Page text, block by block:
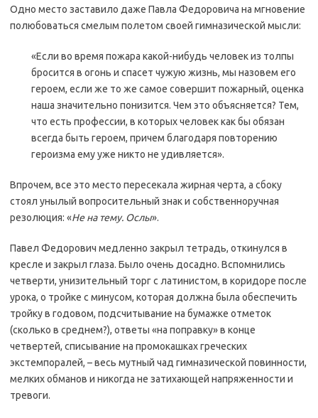
Одно место заставило даже Павла Федоровича на мгновение
полюбоваться смелым полетом своей гимназической мысли:
«Если во время пожара какой-нибудь человек из толпы
бросится в огонь и спасет чужую жизнь, мы назовем его
героем, если же то же самое совершит пожарный, оценка
наша значительно понизится. Чем это объясняется? Тем,
что есть профессии, в которых человек как бы обязан
всегда быть героем, причем благодаря повторению
героизма ему уже никто не удивляется».
Впрочем, все это место пересекала жирная черта, а сбоку
стоял унылый вопросительный знак и собственноручная
резолюция: «Не на тему. Ослы».
Павел Федорович медленно закрыл тетрадь, откинулся в
кресле и закрыл глаза. Было очень досадно. Вспомнились
четверти, унизительный торг с латинистом, в коридоре после
урока, о тройке с минусом, которая должна была обеспечить
тройку в годовом, подсчитывание на бумажке отметок
(сколько в среднем?), ответы «на поправку» в конце
четвертей, списывание на промокашках греческих
экстемпоралей, – весь мутный чад гимназической повинности,
мелких обманов и никогда не затихающей напряженности и
тревоги.